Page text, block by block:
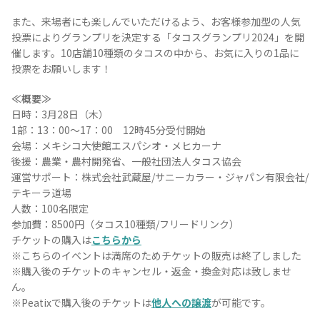
Tequila Journal SNS 在日メキシコ大使館 SNS
また、来場者にも楽しんでいただけるよう、お客様参加型の人気
投票によりグランプリを決定する「タコスグランプリ2024」を開
催します。10店舗10種類のタコスの中から、お気に入りの1品に
投票をお願いします！
≪概要≫
日時：3月28日（木）
1部：13：00～17：00 12時45分受付開始
会場：メキシコ大使館エスパシオ・メヒカーナ
後援：農業・農村開発省、一般社団法人タコス協会
運営サポート：株式会社武蔵屋/サニーカラー・ジャパン有限会社/
テキーラ道場
人数：100名限定
参加費：8500円（タコス10種類/フリードリンク）
チケットの購入はこちらから
※こちらのイベントは満席のためチケットの販売は終了しました
※購入後のチケットのキャンセル・返金・換金対応は致しませ
ん。
※Peatixで購入後のチケットは他人への譲渡が可能です。